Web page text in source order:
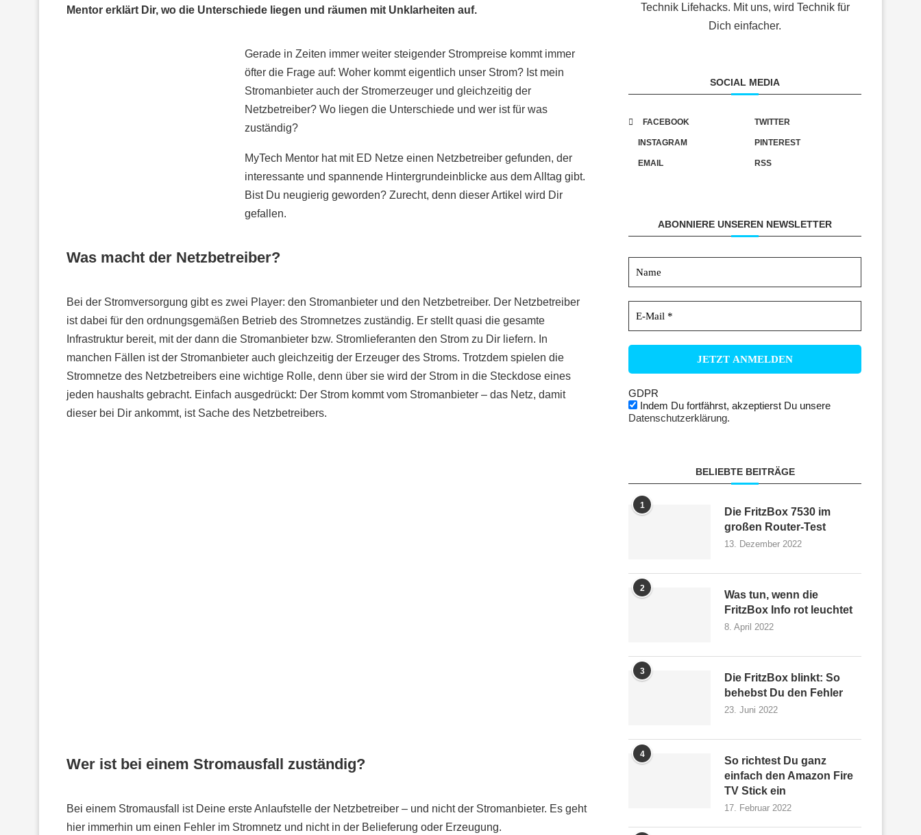
Mentor erklärt Dir, wo die Unterschiede liegen und räumen mit Unklarheiten auf.
Gerade in Zeiten immer weiter steigender Strompreise kommt immer
öfter die Frage auf: Woher kommt eigentlich unser Strom? Ist mein
Stromanbieter auch der Stromerzeuger und gleichzeitig der
Netzbetreiber? Wo liegen die Unterschiede und wer ist für was
zuständig?
MyTech Mentor hat mit ED Netze einen Netzbetreiber gefunden, der
interessante und spannende Hintergrundeinblicke aus dem Alltag gibt.
Bist Du neugierig geworden? Zurecht, denn dieser Artikel wird Dir
gefallen.
Was macht der Netzbetreiber?
Bei der Stromversorgung gibt es zwei Player: den Stromanbieter und den Netzbetreiber. Der Netzbetreiber
ist dabei für den ordnungsgemäßen Betrieb des Stromnetzes zuständig. Er stellt quasi die gesamte
Infrastruktur bereit, mit der dann die Stromanbieter bzw. Stromlieferanten den Strom zu Dir liefern. In
manchen Fällen ist der Stromanbieter auch gleichzeitig der Erzeuger des Stroms. Trotzdem spielen die
Stromnetze des Netzbetreibers eine wichtige Rolle, denn über sie wird der Strom in die Steckdose eines
jeden haushalts gebracht. Einfach ausgedrückt: Der Strom kommt vom Stromanbieter – das Netz, damit
dieser bei Dir ankommt, ist Sache des Netzbetreibers.
Wer ist bei einem Stromausfall zuständig?
Bei einem Stromausfall ist Deine erste Anlaufstelle der Netzbetreiber – und nicht der Stromanbieter. Es geht
hier immerhin um einen Fehler im Stromnetz und nicht in der Belieferung oder Erzeugung.
Technik Lifehacks. Mit uns, wird Technik für
Dich einfacher.
SOCIAL MEDIA
FACEBOOK TWITTER
INSTAGRAM PINTEREST
EMAIL RSS
ABONNIERE UNSEREN NEWSLETTER
GDPR
Indem Du fortfährst, akzeptierst Du unsere
Datenschutzerklärung.
BELIEBTE BEITRÄGE
1
Die FritzBox 7530 im
großen Router-Test
13. Dezember 2022
2
Was tun, wenn die
FritzBox Info rot leuchtet
8. April 2022
3
Die FritzBox blinkt: So
behebst Du den Fehler
23. Juni 2022
4
So richtest Du ganz
einfach den Amazon Fire
TV Stick ein
17. Februar 2022